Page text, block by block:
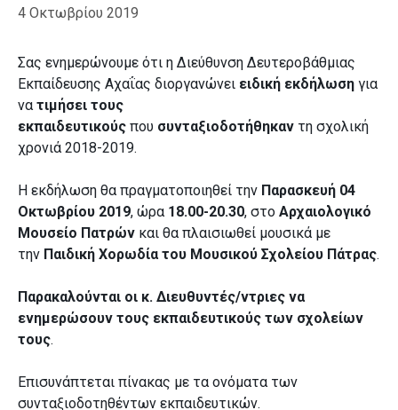
4 Οκτωβρίου 2019
Σας ενημερώνουμε ότι η Διεύθυνση Δευτεροβάθμιας
Εκπαίδευσης Αχαΐας διοργανώνει ειδική εκδήλωση για
να τιμήσει τους
εκπαιδευτικούς που συνταξιοδοτήθηκαν τη σχολική
χρονιά 2018-2019.
Η εκδήλωση θα πραγματοποιηθεί την Παρασκευή 04
Οκτωβρίου 2019, ώρα 18.00-20.30, στο Αρχαιολογικό
Μουσείο Πατρών και θα πλαισιωθεί μουσικά με
την Παιδική Χορωδία του Μουσικού Σχολείου Πάτρας.
Παρακαλούνται οι κ. Διευθυντές/ντριες να
ενημερώσουν τους εκπαιδευτικούς των σχολείων
τους.
Επισυνάπτεται πίνακας με τα ονόματα των
συνταξιοδοτηθέντων εκπαιδευτικών.